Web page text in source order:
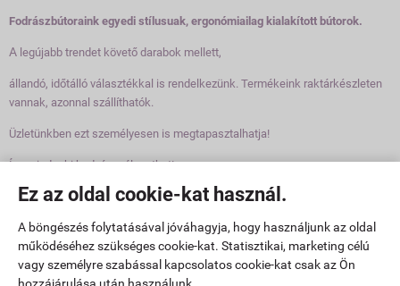
Ez az oldal cookie-kat használ.
A böngészés folytatásával jóváhagyja, hogy használjunk az oldal
működéséhez szükséges cookie-kat. Statisztikai, marketing célú
vagy személyre szabással kapcsolatos cookie-kat csak az Ön
Fodrászbútoraink egyedi stílusuak, ergonómiailag kialakított bútorok.
A legújabb trendet követő darabok mellett,
állandó, időtálló választékkal is rendelkezünk. Termékeink raktárkészleten
vannak, azonnal szállíthatók.
Üzletünkben ezt személyesen is megtapasztalhatja!
Így mindenki kedvére válogathat!
www.fodraszbutorok.hu -Pannonbeauty Kft- ÁSZF-Adatkezelési tájékoztató